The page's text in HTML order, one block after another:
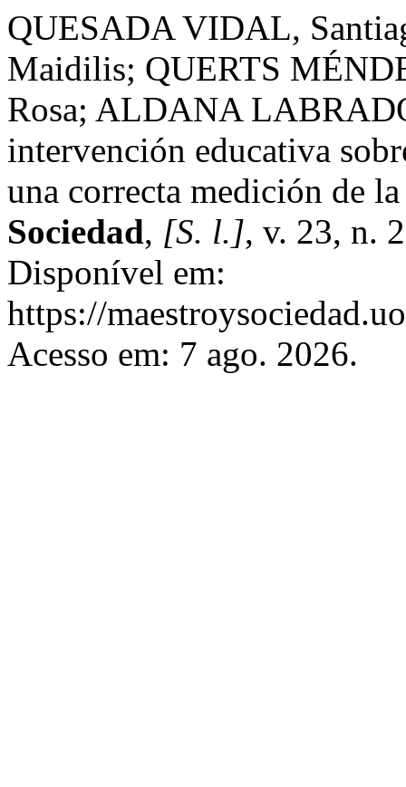
QUESADA VIDAL,
Maidilis; QUERTS
Rosa; ALDANA
intervención educativa
una correcta medición de
Sociedad, [S. l.], v. 23, n.
Disponível em:
https://
Acesso em: 7 ago. 2026.